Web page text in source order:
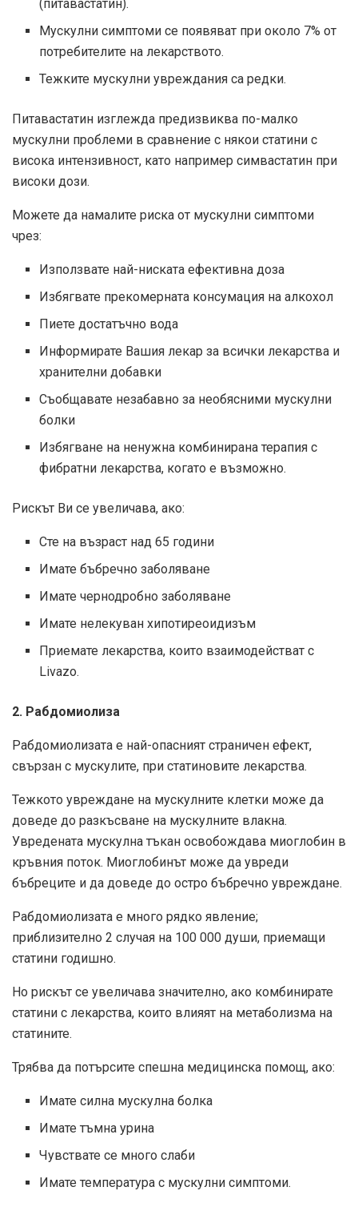
(питавастатин).
Мускулни симптоми се появяват при около 7% от
потребителите на лекарството.
Тежките мускулни увреждания са редки.
Питавастатин изглежда предизвиква по-малко
мускулни проблеми в сравнение с някои статини с
висока интензивност, като например симвастатин при
високи дози.
Можете да намалите риска от мускулни симптоми
чрез:
Използвате най-ниската ефективна доза
Избягвате прекомерната консумация на алкохол
Пиете достатъчно вода
Информирате Вашия лекар за всички лекарства и
хранителни добавки
Съобщавате незабавно за необясними мускулни
болки
Избягване на ненужна комбинирана терапия с
фибратни лекарства, когато е възможно.
Рискът Ви се увеличава, ако:
Сте на възраст над 65 години
Имате бъбречно заболяване
Имате чернодробно заболяване
Имате нелекуван хипотиреоидизъм
Приемате лекарства, които взаимодействат с
Livazo.
2. Рабдомиолиза
Рабдомиолизата е най-опасният страничен ефект,
свързан с мускулите, при статиновите лекарства.
Тежкото увреждане на мускулните клетки може да
доведе до разкъсване на мускулните влакна.
Увредената мускулна тъкан освобождава миоглобин в
кръвния поток. Миоглобинът може да увреди
бъбреците и да доведе до остро бъбречно увреждане.
Рабдомиолизата е много рядко явление;
приблизително 2 случая на 100 000 души, приемащи
статини годишно.
Но рискът се увеличава значително, ако комбинирате
статини с лекарства, които влияят на метаболизма на
статините.
Трябва да потърсите спешна медицинска помощ, ако:
Имате силна мускулна болка
Имате тъмна урина
Чувствате се много слаби
Имате температура с мускулни симптоми.